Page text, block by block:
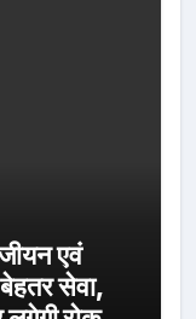
एवं
सेवा,